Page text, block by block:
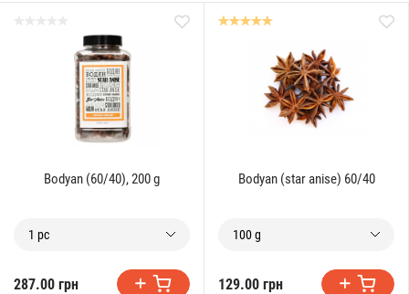
Bodyan (60/40), 200 g
1 pc
287.00 грн
Bodyan (star anise) 60/40
100 g
129.00 грн